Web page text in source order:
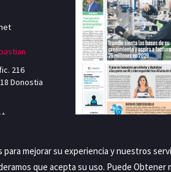
216
Donostia
mejorar su experiencia y nuestros
que acepta su uso. Puede Obtener